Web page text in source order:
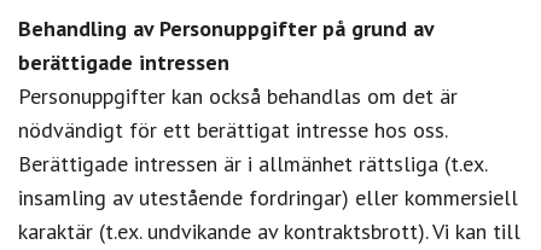
Behandling av Personuppgifter på grund av
berättigade intressen
Personuppgifter kan också behandlas om det är
nödvändigt för ett berättigat intresse hos oss.
Berättigade intressen är i allmänhet rättsliga (t.ex.
insamling av utestående fordringar) eller kommersiell
karaktär (t.ex. undvikande av kontraktsbrott). Vi kan till